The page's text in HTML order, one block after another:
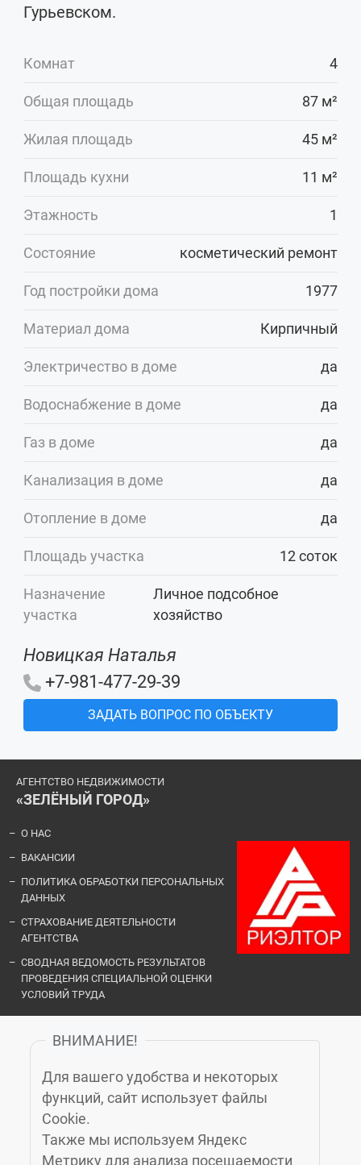
Гурьевском.
Комнат 4
Общая площадь 87 м²
Жилая площадь 45 м²
Площадь кухни 11 м²
Этажность 1
Состояние косметический ремонт
Год постройки дома 1977
Материал дома Кирпичный
Электричество в доме да
Водоснабжение в доме да
Газ в доме да
Канализация в доме да
Отопление в доме да
Площадь участка 12 соток
Назначение
участка
Личное подсобное
хозяйство
Новицкая Наталья
+7-981-477-29-39
ЗАДАТЬ ВОПРОС ПО ОБЪЕКТУ
АГЕНТСТВО НЕДВИЖИМОСТИ
«ЗЕЛЁНЫЙ ГОРОД»
О НАС
ВАКАНСИИ
ПОЛИТИКА ОБРАБОТКИ ПЕРСОНАЛЬНЫХ
ДАННЫХ
СТРАХОВАНИЕ ДЕЯТЕЛЬНОСТИ
АГЕНТСТВА
СВОДНАЯ ВЕДОМОСТЬ РЕЗУЛЬТАТОВ
ПРОВЕДЕНИЯ СПЕЦИАЛЬНОЙ ОЦЕНКИ
УСЛОВИЙ ТРУДА
«ЗЕЛЁНЫЙ ГОРОД»
КАЛИНИНГРАД, МОСКОВСКИЙ ПРОСПЕКТ, 14Б, 6-Й ЭТАЖ, (4012)
ВНИМАНИЕ!
Для вашего удобства и некоторых
функций, сайт использует файлы
Cookie.
Также мы используем Яндекс
Метрику для анализа посещаемости